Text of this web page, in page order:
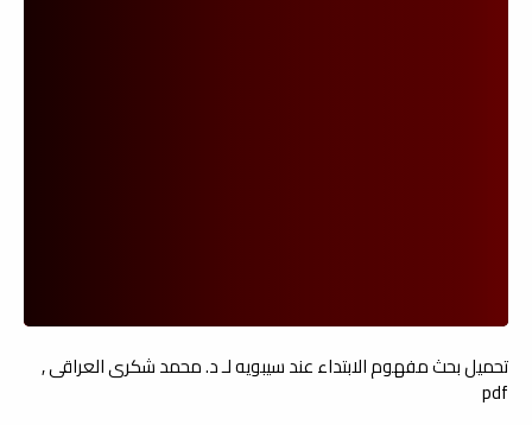
تحميل بحث مفهوم الابتداء عند سيبويه لـ د. محمد شكرى العراقى ,
pdf